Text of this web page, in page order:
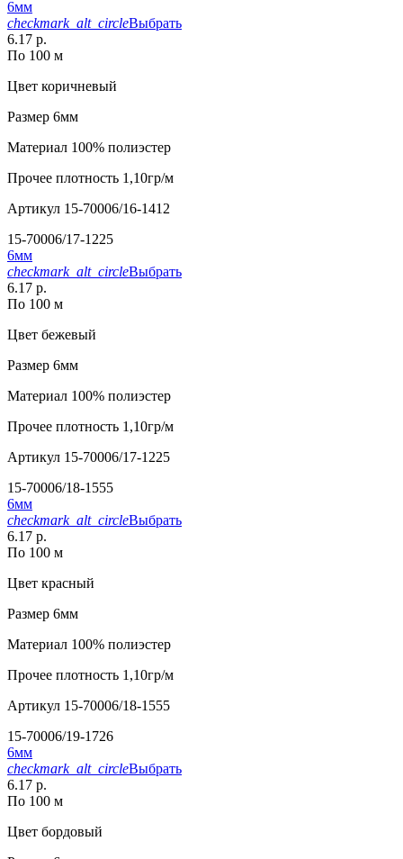
6мм
checkmark_alt_circleВыбрать
6.17 р.
По 100 м
Цвет коричневый
Размер 6мм
Материал 100% полиэстер
Прочее плотность 1,10гр/м
Артикул 15-70006/16-1412
15-70006/17-1225
6мм
checkmark_alt_circleВыбрать
6.17 р.
По 100 м
Цвет бежевый
Размер 6мм
Материал 100% полиэстер
Прочее плотность 1,10гр/м
Артикул 15-70006/17-1225
15-70006/18-1555
6мм
checkmark_alt_circleВыбрать
6.17 р.
По 100 м
Цвет красный
Размер 6мм
Материал 100% полиэстер
Прочее плотность 1,10гр/м
Артикул 15-70006/18-1555
15-70006/19-1726
6мм
checkmark_alt_circleВыбрать
6.17 р.
По 100 м
Цвет бордовый